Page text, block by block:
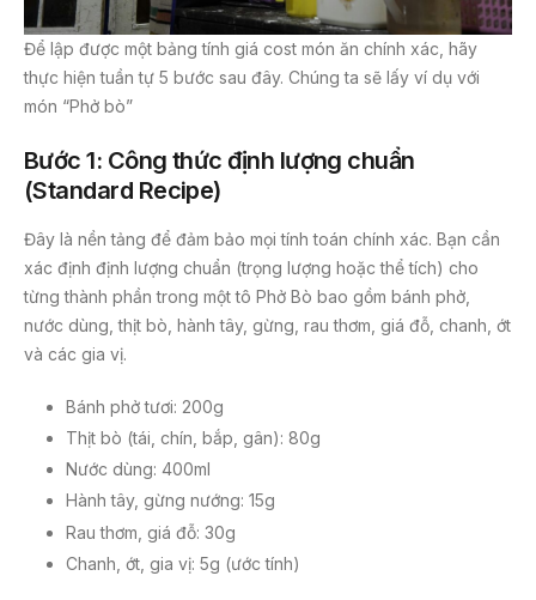
Để lập được một bảng tính giá cost món ăn chính xác, hãy
thực hiện tuần tự 5 bước sau đây. Chúng ta sẽ lấy ví dụ với
món “Phở bò”
Bước 1: Công thức định lượng chuẩn
(Standard Recipe)
Đây là nền tảng để đảm bảo mọi tính toán chính xác. Bạn cần
xác định định lượng chuẩn (trọng lượng hoặc thể tích) cho
từng thành phần trong một tô Phở Bò bao gồm bánh phở,
nước dùng, thịt bò, hành tây, gừng, rau thơm, giá đỗ, chanh, ớt
và các gia vị.
Bánh phở tươi: 200g
Thịt bò (tái, chín, bắp, gân): 80g
Nước dùng: 400ml
Hành tây, gừng nướng: 15g
Rau thơm, giá đỗ: 30g
Chanh, ớt, gia vị: 5g (ước tính)